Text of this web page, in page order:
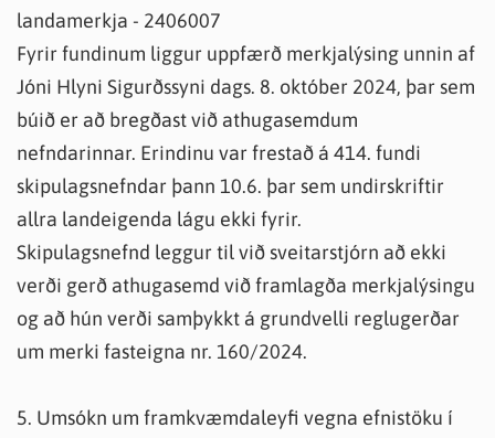
landamerkja - 2406007
Fyrir fundinum liggur uppfærð merkjalýsing unnin af
Jóni Hlyni Sigurðssyni dags. 8. október 2024, þar sem
búið er að bregðast við athugasemdum
nefndarinnar. Erindinu var frestað á 414. fundi
skipulagsnefndar þann 10.6. þar sem undirskriftir
allra landeigenda lágu ekki fyrir.
Skipulagsnefnd leggur til við sveitarstjórn að ekki
verði gerð athugasemd við framlagða merkjalýsingu
og að hún verði samþykkt á grundvelli reglugerðar
um merki fasteigna nr. 160/2024.
5. Umsókn um framkvæmdaleyfi vegna efnistöku í